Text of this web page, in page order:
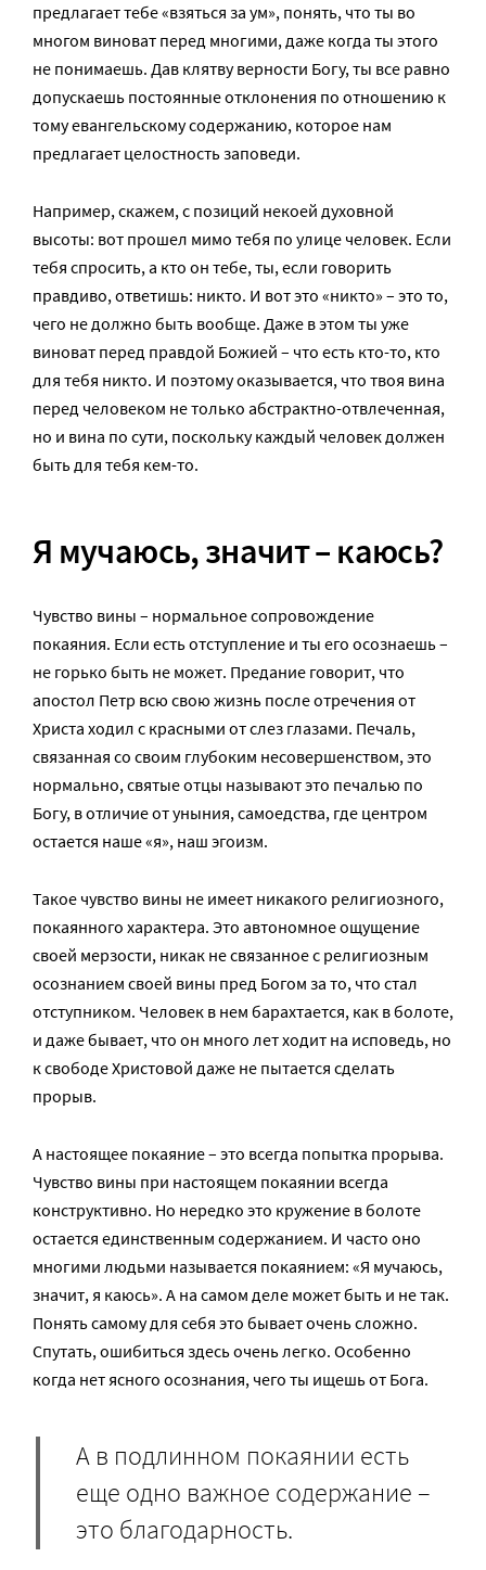
предлагает тебе «взяться за ум», понять, что ты во
многом виноват перед многими, даже когда ты этого
не понимаешь. Дав клятву верности Богу, ты все равно
допускаешь постоянные отклонения по отношению к
тому евангельскому содержанию, которое нам
предлагает целостность заповеди.
Например, скажем, с позиций некоей духовной
высоты: вот прошел мимо тебя по улице человек. Если
тебя спросить, а кто он тебе, ты, если говорить
правдиво, ответишь: никто. И вот это «никто» – это то,
чего не должно быть вообще. Даже в этом ты уже
виноват перед правдой Божией – что есть кто-то, кто
для тебя никто. И поэтому оказывается, что твоя вина
перед человеком не только абстрактно-отвлеченная,
но и вина по сути, поскольку каждый человек должен
быть для тебя кем-то.
Я мучаюсь, значит – каюсь?
Чувство вины – нормальное сопровождение
покаяния. Если есть отступление и ты его осознаешь –
не горько быть не может. Предание говорит, что
апостол Петр всю свою жизнь после отречения от
Христа ходил с красными от слез глазами. Печаль,
связанная со своим глубоким несовершенством, это
нормально, святые отцы называют это печалью по
Богу, в отличие от уныния, самоедства, где центром
остается наше «я», наш эгоизм.
Такое чувство вины не имеет никакого религиозного,
покаянного характера. Это автономное ощущение
своей мерзости, никак не связанное с религиозным
осознанием своей вины пред Богом за то, что стал
отступником. Человек в нем барахтается, как в болоте,
и даже бывает, что он много лет ходит на исповедь, но
к свободе Христовой даже не пытается сделать
прорыв.
А настоящее покаяние – это всегда попытка прорыва.
Чувство вины при настоящем покаянии всегда
конструктивно. Но нередко это кружение в болоте
остается единственным содержанием. И часто оно
многими людьми называется покаянием: «Я мучаюсь,
значит, я каюсь». А на самом деле может быть и не так.
Понять самому для себя это бывает очень сложно.
Спутать, ошибиться здесь очень легко. Особенно
когда нет ясного осознания, чего ты ищешь от Бога.
А в подлинном покаянии есть
еще одно важное содержание –
это благодарность.